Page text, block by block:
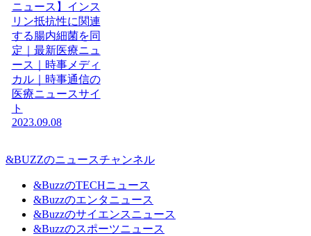
ニュース】インス
リン抵抗性に関連
する腸内細菌を同
定｜最新医療ニュ
ース｜時事メディ
カル｜時事通信の
医療ニュースサイ
ト
2023.09.08
&BUZZのニュースチャンネル
&BuzzのTECHニュース
&Buzzのエンタニュース
&Buzzのサイエンスニュース
&Buzzのスポーツニュース